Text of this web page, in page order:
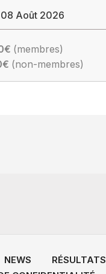
08 Août 2026
(membres)
(non-membres)
NEWS RÉSULTATS